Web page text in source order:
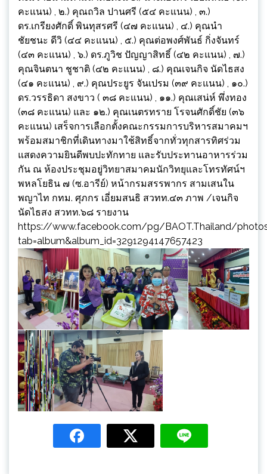
คะแนน) , ๒.) คุณถวิล ปานศรี (๕๔ คะแนน) , ๓.)
ดร.เกรียงศักดิ์ พินทุสรศรี (๔๗ คะแนน) , ๔.) คุณนำ
ชัยชนะ ดีวิ (๔๔ คะแนน) , ๕.) คุณต่อพงศ์พันธ์ กิ่งจันทร์
(๔๓ คะแนน) , ๖.) ดร.ภูวิช ปัญญาสิทธิ์ (๔๒ คะแนน) , ๗.)
คุณจินตนา ชูชาติ (๔๒ คะแนน) , ๘.) คุณเจนกิจ นัดไธสง
(๔๑ คะแนน) , ๙.) คุณประยูร จันเปรม (๓๙ คะแนน) , ๑๐.)
ดร.วรรธิดา สงขาว ( ๓๘ คะแนน) , ๑๑.) คุณเสน่ห์ พึ่งทอง
(๓๘ คะแนน) และ ๑๒.) คุณเนตรทราย โรจนศักดิ์ชัย (๓๖
คะแนน) เสร็จการเลือกตั้งคณะกรรมการบริหารสมาคมฯ
พร้อมสมาชิกที่เดินทางมาใช้สิทธิ์จากทั่วทุกสารทิศร่วม
แสดงความยินดีพบปะทักทาย และรับประทานอาหารร่วม
กัน ณ ห้องประชุมอยู่วิทยาสมาคมนักวิทยุและโทรทัศน์ฯ
พหลโยธิน ๗ (ซ.อารีย์) หน้ากรมสรรพากร สามเสนใน
พญาไท กทม. ศุภกร เอี่ยมสนธิ สวทท.๔๓ ภาพ /เจนกิจ
นัดไธสง สวทท.๖๘ รายงาน
https://www.facebook.com/pg/BAOT.Thailand/
tab=album&album_id=3291294147657423